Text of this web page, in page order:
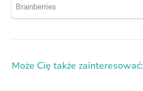
Może Cię także zainteresować: